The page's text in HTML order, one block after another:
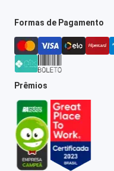
Formas de Pagamento
Prêmios